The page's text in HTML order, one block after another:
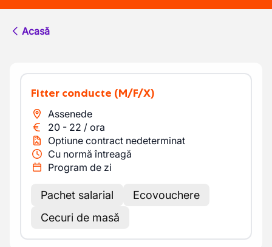
Acasă
Fitter conducte (M/F/X)
Assenede
20 - 22 / ora
Optiune contract nedeterminat
Cu normă întreagă
Program de zi
Pachet salarial
Ecovouchere
Cecuri de masă